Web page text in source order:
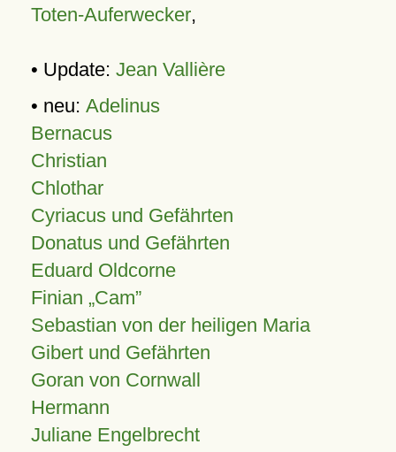
Toten-Auferwecker,
• Update: Jean Vallière
• neu: Adelinus
Bernacus
Christian
Chlothar
Cyriacus und Gefährten
Donatus und Gefährten
Eduard Oldcorne
Finian Cam
Sebastian von der heiligen Maria
Gibert und Gefährten
Goran von Cornwall
Hermann
Juliane Engelbrecht